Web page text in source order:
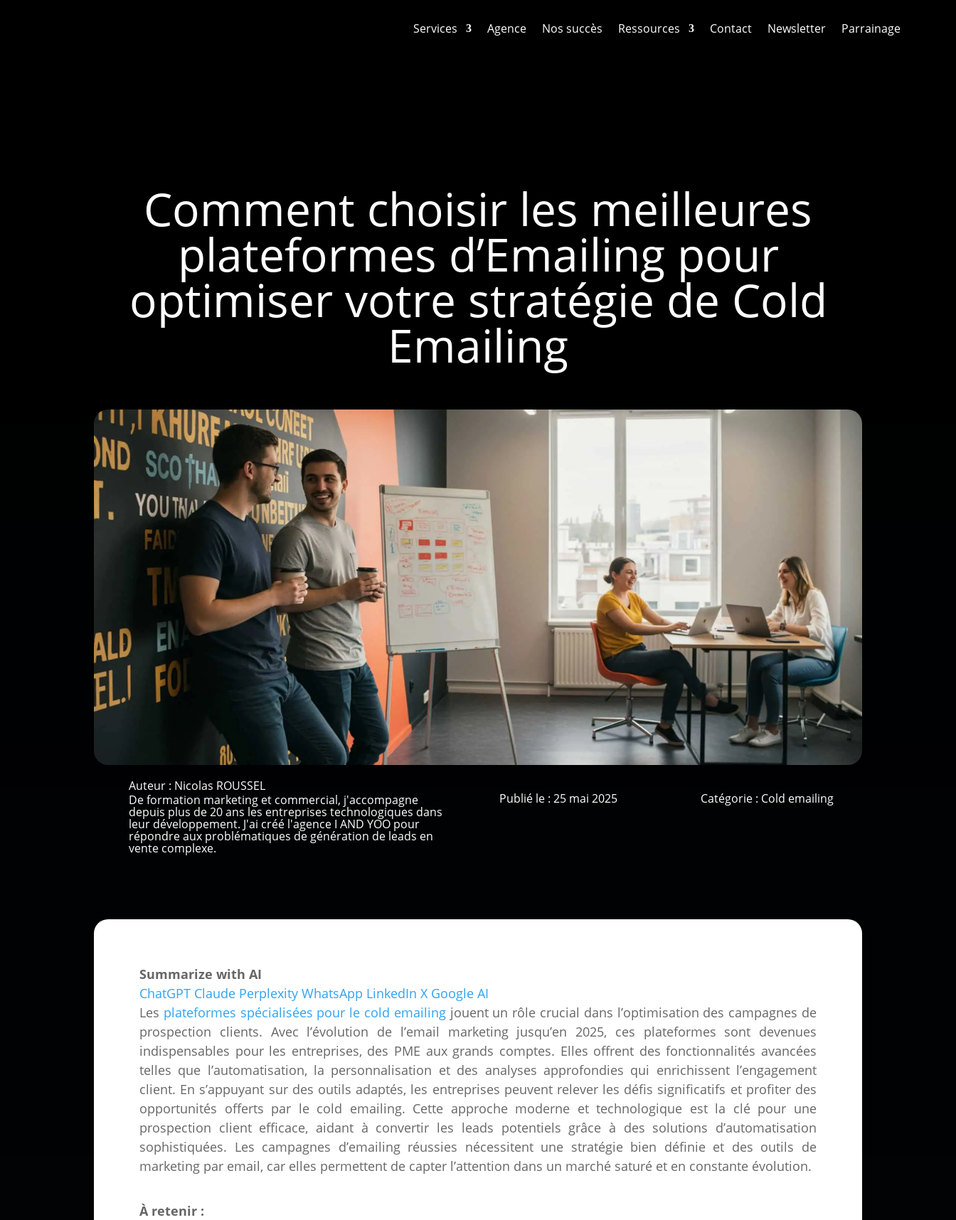
Services Agence Nos succès Ressources Contact Newsletter Parrainage
Comment choisir les meilleures
plateformes d’Emailing pour
optimiser votre stratégie de Cold
Emailing
Auteur : Nicolas ROUSSEL
De formation marketing et commercial, j'accompagne
depuis plus de 20 ans les entreprises technologiques dans
leur développement. J'ai créé l'agence I AND YOO pour
répondre aux problématiques de génération de leads en
vente complexe.
Publié le : 25 mai 2025 Catégorie : Cold emailing
Summarize with AI
ChatGPT Claude Perplexity WhatsApp LinkedIn X Google AI
Les plateformes spécialisées pour le cold emailingjouent un rôle crucial dans l’optimisation des campagnes de
prospection clients. Avec l’évolution de l’email marketing jusqu’en 2025, ces plateformes sont devenues
indispensables pour les entreprises, des PME aux grands comptes. Elles offrent des fonctionnalités avancées
telles que l’automatisation, la personnalisation et des analyses approfondies qui enrichissent l’engagement
client. En s’appuyant sur des outils adaptés, les entreprises peuvent relever les défis significatifs et profiter des
opportunités offerts par le cold emailing. Cette approche moderne et technologique est la clé pour une
prospection client efficace, aidant à convertir les leads potentiels grâce à des solutions d’automatisation
sophistiquées. Les campagnes d’emailing réussies nécessitent une stratégie bien définie et des outils de
marketing par email, car elles permettent de capter l’attention dans un marché saturé et en constante évolution.
À retenir :